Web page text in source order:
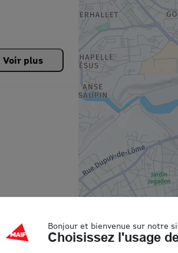
Voir plus
Bonjour et bienvenue sur notre
Choisissez l'usage